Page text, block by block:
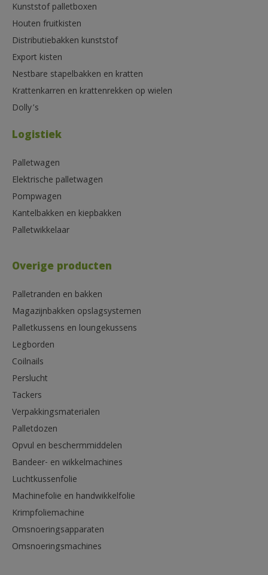
Kunststof palletboxen
Houten fruitkisten
Distributiebakken kunststof
Export kisten
Nestbare stapelbakken en kratten
Krattenkarren en krattenrekken op wielen
Dolly’s
Logistiek
Palletwagen
Elektrische palletwagen
Pompwagen
Kantelbakken en kiepbakken
Palletwikkelaar
Overige producten
Palletranden en bakken
Magazijnbakken opslagsystemen
Palletkussens en loungekussens
Legborden
Coilnails
Perslucht
Tackers
Verpakkingsmaterialen
Palletdozen
Opvul en beschermmiddelen
Bandeer- en wikkelmachines
Luchtkussenfolie
Machinefolie en handwikkelfolie
Krimpfoliemachine
Omsnoeringsapparaten
Omsnoeringsmachines